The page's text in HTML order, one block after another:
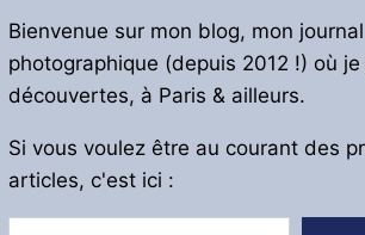
Bienvenue sur mon blog, mon journal
photographique (depuis 2012 !) où
découvertes, à Paris & ailleurs.
Si vous voulez être au courant des
articles, c'est ici :
Saisissez votre adresse e-mail…